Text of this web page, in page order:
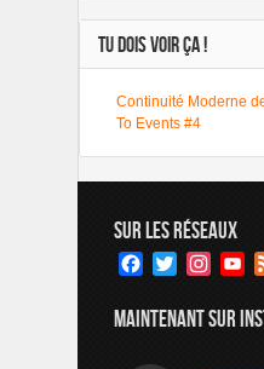
TU DOIS VOIR ÇA !
Continuité Moderne
To Events #4
SUR LES RÉSEAUX
Facebook
Twitter
MAINTENANT SUR